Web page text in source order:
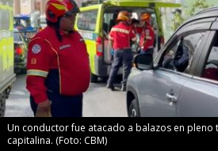
Un conductor fue atacado a balazos en pleno
capitalina. (Foto: CBM)